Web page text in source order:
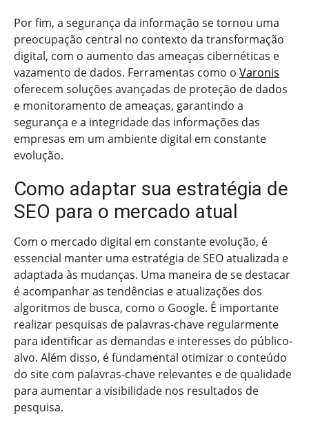
Por fim, a segurança da informação se tornou uma
preocupação central no contexto da transformação
digital, com o aumento das ameaças cibernéticas e
vazamento de dados. Ferramentas como o Varonis
oferecem soluções avançadas de proteção de dados
e monitoramento de ameaças, garantindo a
segurança e a integridade das informações das
empresas em um ambiente digital em constante
evolução.
Como adaptar sua estratégia de
SEO para o mercado atual
Com o mercado digital em constante evolução, é
essencial manter uma estratégia de SEO atualizada e
adaptada às mudanças. Uma maneira de se destacar
é acompanhar as tendências e atualizações dos
algoritmos de busca, como o Google. É importante
realizar pesquisas de palavras-chave regularmente
para identificar as demandas e interesses do público-
alvo. Além disso, é fundamental otimizar o conteúdo
do site com palavras-chave relevantes e de qualidade
para aumentar a visibilidade nos resultados de
pesquisa.